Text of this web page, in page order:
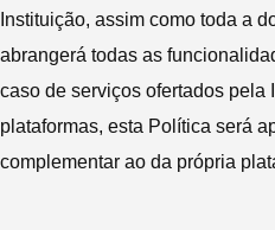
Instituição, assim como toda a
abrangerá todas as
caso de serviços ofertados pela
plataformas, esta Política será
complementar ao da própria